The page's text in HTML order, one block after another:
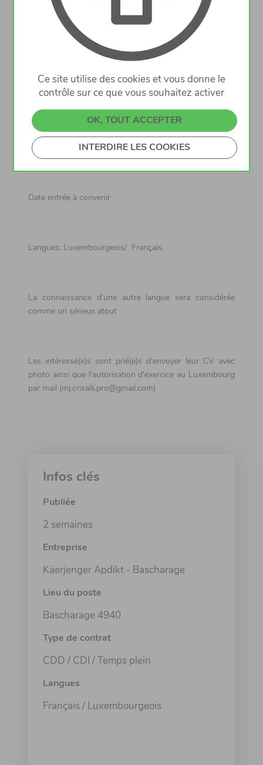
PHARMACIEN(NE)
pour renforcer son équipe
Type de contrat:temps pleinpour uncontratCDD/voire
CDI
Date entrée à convenir
Langues: Luxembourgeois/ Français.
La connaissance d'une autre langue sera considérée
comme un sérieux atout
Les intéressé(e)s sont prié(e)s d'envoyer leur CV avec
photo ainsi que l'autorisation d'exercice au Luxembourg
par mail (mj.crisalli.pro@gmail.com)
Infos clés
Publiée
2 semaines
Entreprise
Käerjenger Apdikt - Bascharage
Lieu du poste
Bascharage 4940
Type de contrat
CDD / CDI / Temps plein
Langues
Français / Luxembourgeois
Ce site utilise des cookies et vous donne le
contrôle sur ce que vous souhaitez activer
OK, TOUT ACCEPTER
INTERDIRE LES COOKIES